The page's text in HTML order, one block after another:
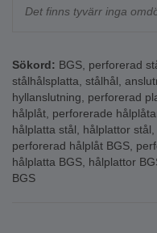
Det finns tyvärr inga
Sökord: BGS, perforerad
stålhålsplatta, stålhål,
hyllanslutning, perforerad
hålplåt, perforerade
hålplatta stål, hålplattor stål,
perforerad hålplåt BGS,
hålplatta BGS, hålplattor
BGS